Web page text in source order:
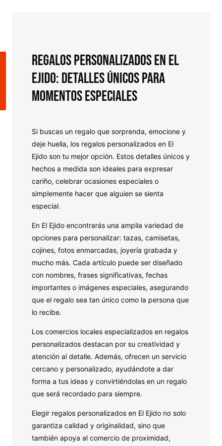
Regalos Personalizados en El
Ejido: Detalles Únicos para
Momentos Especiales
Si buscas un regalo que sorprenda, emocione y
deje huella, los regalos personalizados en El
Ejido son tu mejor opción. Estos detalles únicos y
hechos a medida son ideales para expresar
cariño, celebrar ocasiones especiales o
simplemente hacer que alguien se sienta
especial.
En El Ejido encontrarás una amplia variedad de
opciones para personalizar: tazas, camisetas,
cojines, fotos enmarcadas, joyería grabada y
mucho más. Cada artículo puede ser diseñado
con nombres, frases significativas, fechas
importantes o imágenes especiales, asegurando
que el regalo sea tan único como la persona que
lo recibe.
Los comercios locales especializados en regalos
personalizados destacan por su creatividad y
atención al detalle. Además, ofrecen un servicio
cercano y personalizado, ayudándote a dar
forma a tus ideas y convirtiéndolas en un regalo
que será recordado para siempre.
Elegir regalos personalizados en El Ejido no solo
garantiza calidad y originalidad, sino que
también apoya al comercio de proximidad,